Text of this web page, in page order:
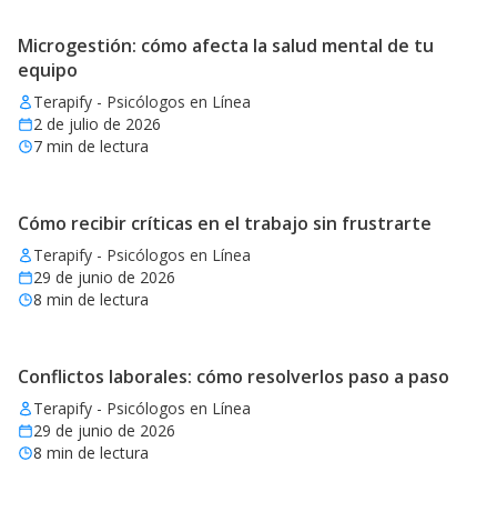
Microgestión: cómo afecta la salud mental de tu
equipo
Terapify - Psicólogos en Línea
2 de julio de 2026
7 min de lectura
Cómo recibir críticas en el trabajo sin frustrarte
Terapify - Psicólogos en Línea
29 de junio de 2026
8 min de lectura
Conflictos laborales: cómo resolverlos paso a paso
Terapify - Psicólogos en Línea
29 de junio de 2026
8 min de lectura